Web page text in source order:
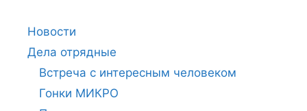
Новости
Дела отрядные
Встреча с интересным человеком
Гонки МИКРО